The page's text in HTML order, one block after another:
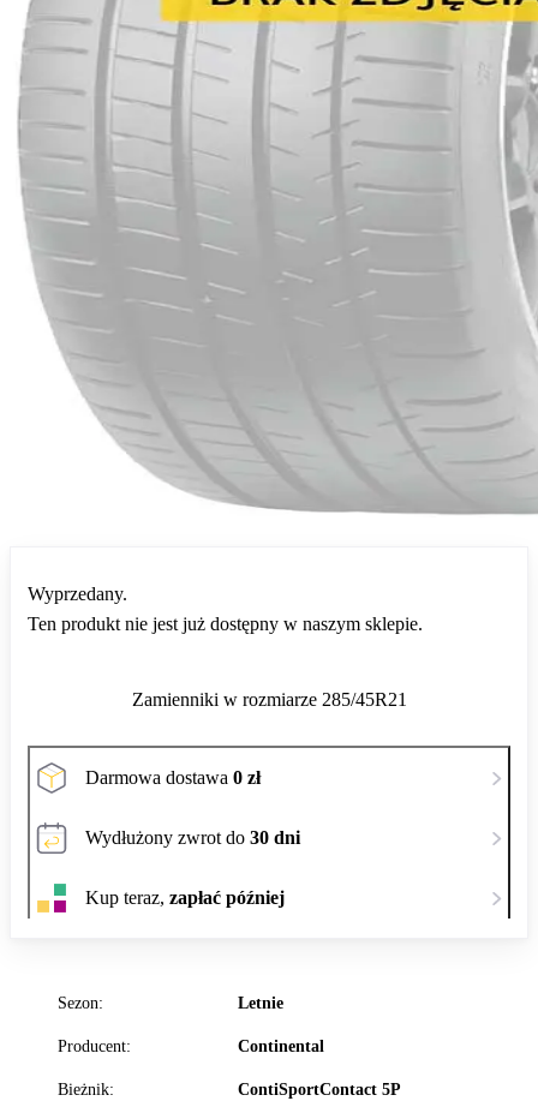
Sezon: Letnie
Producent: Continental
Bieżnik: ContiSportContact 5P
Wyprzedany.
Ten produkt nie jest już dostępny w naszym sklepie.
Zamienniki w rozmiarze 285/45R21
Darmowa dostawa 0 zł
Wydłużony zwrot do 30 dni
Kup teraz, zapłać później